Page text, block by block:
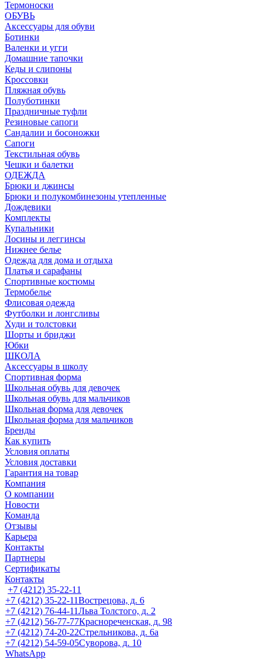
Термоноски
ОБУВЬ
Аксессуары для обуви
Ботинки
Валенки и угги
Домашние тапочки
Кеды и слипоны
Кроссовки
Пляжная обувь
Полуботинки
Праздничные туфли
Резиновые сапоги
Сандалии и босоножки
Сапоги
Текстильная обувь
Чешки и балетки
ОДЕЖДА
Брюки и джинсы
Брюки и полукомбинезоны утепленные
Дождевики
Комплекты
Купальники
Лосины и леггинсы
Нижнее белье
Одежда для дома и отдыха
Платья и сарафаны
Спортивные костюмы
Термобелье
Флисовая одежда
Футболки и лонгсливы
Худи и толстовки
Шорты и бриджи
Юбки
ШКОЛА
Аксессуары в школу
Спортивная форма
Школьная обувь для девочек
Школьная обувь для мальчиков
Школьная форма для девочек
Школьная форма для мальчиков
Бренды
Как купить
Условия оплаты
Условия доставки
Гарантия на товар
Компания
О компании
Новости
Команда
Отзывы
Карьера
Контакты
Партнеры
Сертификаты
Контакты
+7 (4212) 35-22-11
+7 (4212) 35-22-11Вострецова, д. 6
+7 (4212) 76-44-11Льва Толстого, д. 2
+7 (4212) 56-77-77Краснореченская, д. 98
+7 (4212) 74-20-22Стрельникова, д. 6а
+7 (4212) 54-59-05Суворова, д. 10
WhatsApp